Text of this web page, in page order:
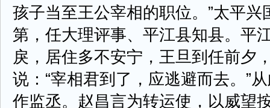
孩子当至王公宰相的职位。”太平
第，任大理评事、平江县知县。平
戾，居住多不安宁，王旦到任前夕
说：“宰相君到了，应逃避而去。”
作监丞。赵昌言为转运使，以威望